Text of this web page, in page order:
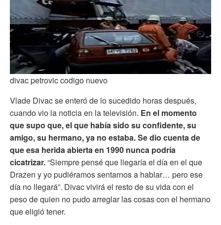
divac petrovic codigo nuevo
Vlade Divac se enteró de lo sucedido horas después,
cuando vio la noticia en la televisión. En el momento
que supo que, el que había sido su confidente, su
amigo, su hermano, ya no estaba. Se dio cuenta de
que esa herida abierta en 1990 nunca podría
cicatrizar.“Siempre pensé que llegaría el día en el que
Drazen y yo pudiéramos sentarnos a hablar… pero ese
día no llegará”. Divac vivirá el resto de su vida con el
peso de quien no pudo arreglar las cosas con el hermano
que eligió tener.